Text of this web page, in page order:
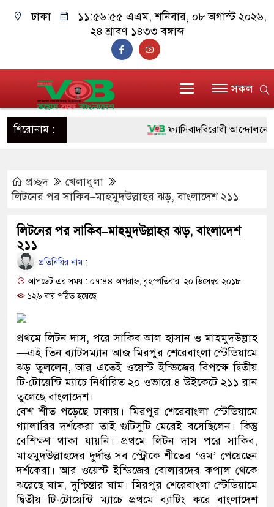
ঢাকা ১১:৫৬:৫৬ এএম, শনিবার, ০৮ অগাস্ট ২০২৬,
২৪ শ্রাবণ ১৪৩৩ বঙ্গাব্দ
সকল
শিরোনাম : ফ্যাসিবাদবিরোধী আন্দোলনে
উদ্ধার
প্রধানমন্ত্রী
মাদক কারবারি গ্রেফতার
২৮ লাখ টাকার জাল নোটসহ
থানা পুলিশ
যেকোনো সময় বেনজীরের
নেতৃত্ব ও গণতন্ত্রের মূর্তমান
যে ভাবে ডেভিড ইমনের কাছে
‘আজহার খান’
প্রচ্ছদ
খেলাধুলা
লিটনের পর সাকিব–মাহমুদউল্লাহর ঝড়, বাংলাদেশ ২১১
লিটনের পর সাকিব–মাহমুদউল্লাহর ঝড়, বাংলাদেশ
২১১
প্রতিনিধির নাম :
আপডেট এর সময় : ০৭:৪৪ অপরাহ্ন, বৃহস্পতিবার, ২০ ডিসেম্বর ২০১৮
১২৬ বার পঠিত হয়েছে
প্রথমে লিটন দাস, পরে সাকিব আল হাসান ও মাহমুদউল্লাহ
—এই তিন ব্যাটসম্যান আজ মিরপুর শেরেবাংলা স্টেডিয়ামে
ঝড় তুললেন, আর এতেই ওয়েস্ট ইন্ডিজের বিপক্ষে দ্বিতীয়
টি-টোয়েন্টি ম্যাচে নির্ধারিত ২০ ওভারে ৪ উইকেটে ২১১ রান
তুলেছে বাংলাদেশ।
বেশ শীত পড়েছে ঢাকায়। মিরপুর শেরেবাংলা স্টেডিয়ামে
গ্যালারির দর্শকেরা তাই গুটিসুটি মেরেই বসেছিলেন। কিন্তু
বেশিক্ষণ থাকা যায়নি। প্রথমে লিটন দাস পরে সাকিব,
মাহমুদউল্লাহদের দুর্দান্ত সব স্ট্রোকে শীতের ‘ওম’ পেয়েছেন
দর্শকেরা। আর ওয়েস্ট ইন্ডিজের বোলারদের কপাল থেকে
ঝরেছে ঘাম, দুশ্চিন্তার ঘাম। মিরপুর শেরেবাংলা স্টেডিয়ামে
দ্বিতীয় টি-টোয়েন্টি ম্যাচে প্রথমে ব্যাটিং করে বাংলাদেশ